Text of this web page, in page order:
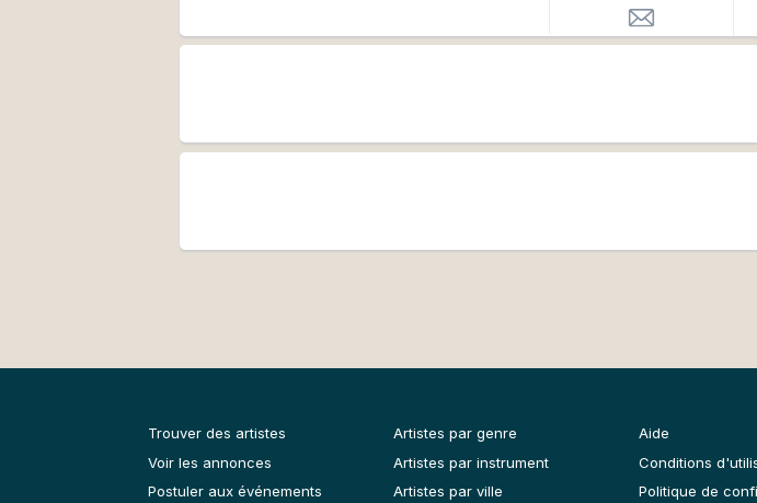
Felipe continue toujours ses études musicologues sur les
du Conservatoire d’Aubervilliers.
Trouver des artistes
Voir les annonces
Postuler aux événements
Artistes par genre
Artistes par instrument
Artistes par ville
Aide
Conditions
Politique de